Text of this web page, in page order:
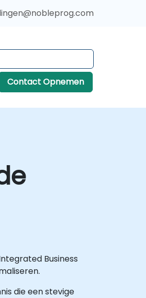
Contact Opnemen
Business
die een stevige